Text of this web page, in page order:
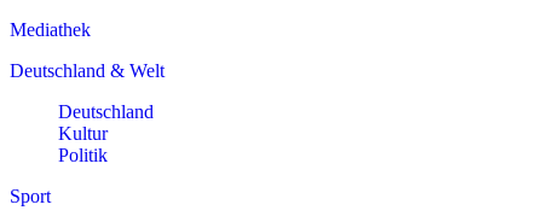
Mediathek
Deutschland & Welt
Deutschland
Kultur
Politik
Sport